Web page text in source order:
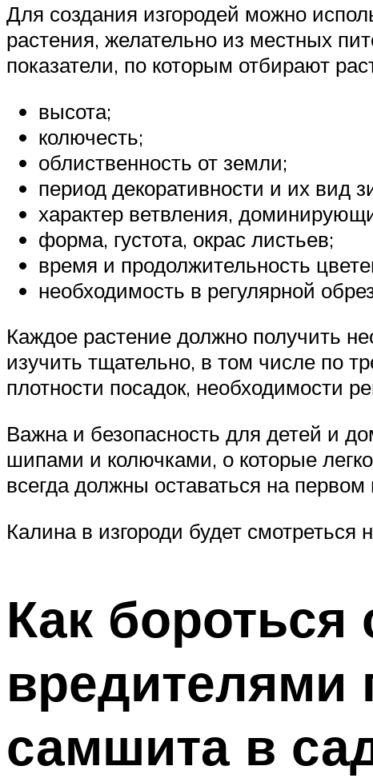
Для создания изгородей можно
растения, желательно из местных
показатели, по которым отбирают
высота;
колючесть;
облиственность от земли;
период декоративности и их вид
характер ветвления,
форма, густота, окрас листьев;
время и продолжительность
необходимость в регулярной
Каждое растение должно получить
изучить тщательно, в том числе по
плотности посадок, необходимости
Важна и безопасность для детей и
шипами и колючками, о которые
всегда должны оставаться на первом
Калина в изгороди будет смотреться
Как
самшита в